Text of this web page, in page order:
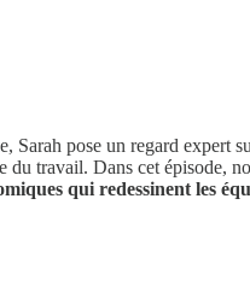
Sarah pose un regard expert
du travail. Dans cet épisode,
qui redessinent les